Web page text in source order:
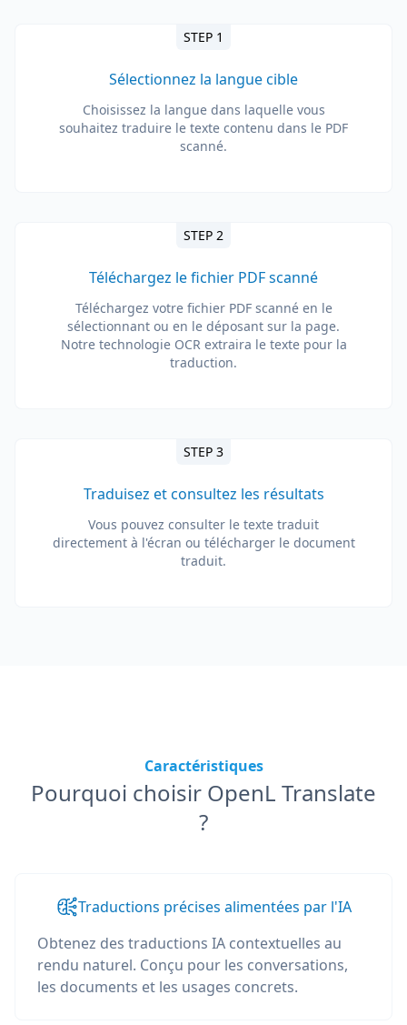
STEP 1
Sélectionnez la langue cible
Choisissez la langue dans laquelle vous
souhaitez traduire le texte contenu dans le PDF
scanné.
STEP 2
Téléchargez le fichier PDF scanné
Téléchargez votre fichier PDF scanné en le
sélectionnant ou en le déposant sur la page.
Notre technologie OCR extraira le texte pour la
traduction.
STEP 3
Traduisez et consultez les résultats
Vous pouvez consulter le texte traduit
directement à l'écran ou télécharger le document
traduit.
Caractéristiques
Pourquoi choisir OpenL Translate
?
Traductions précises alimentées par l'IA
Obtenez des traductions IA contextuelles au
rendu naturel. Conçu pour les conversations,
les documents et les usages concrets.